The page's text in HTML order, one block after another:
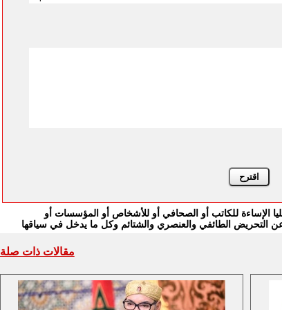
للكاتب أو الصحافي أو للأشخاص أو المؤسسات أو
عن التحريض الطائفي والعنصري والشتائم وكل ما يدخل في سياقها
مقالات ذات صلة